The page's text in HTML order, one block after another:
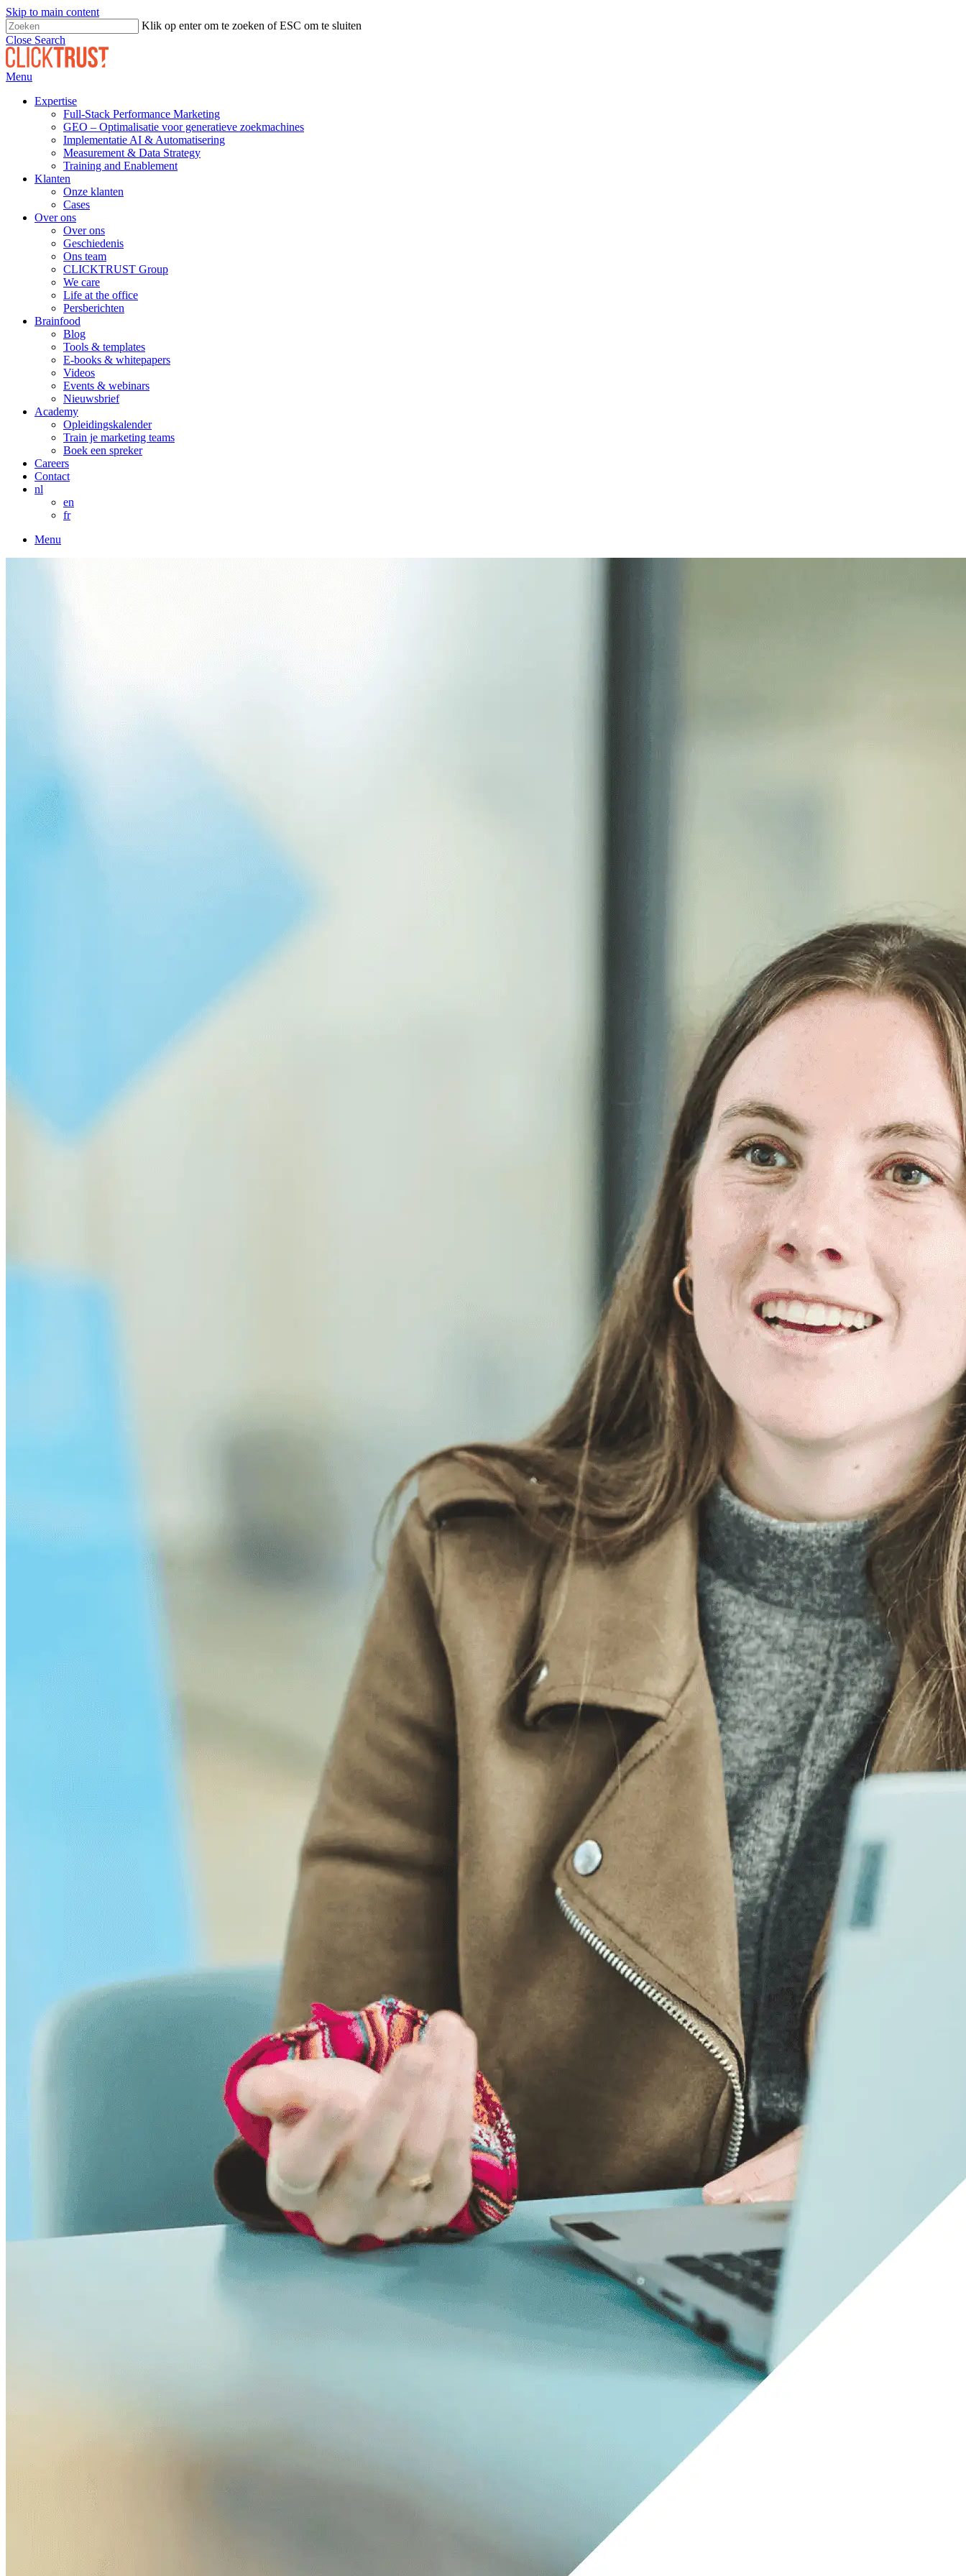
Skip to main content
Klik op enter om te zoeken of ESC om te sluiten
Close Search
Menu
Expertise
Full-Stack Performance Marketing
GEO – Optimalisatie voor generatieve zoekmachines
Implementatie AI & Automatisering
Measurement & Data Strategy
Training and Enablement
Klanten
Onze klanten
Cases
Over ons
Over ons
Geschiedenis
Ons team
CLICKTRUST Group
We care
Life at the office
Persberichten
Brainfood
Blog
Tools & templates
E-books & whitepapers
Videos
Events & webinars
Nieuwsbrief
Academy
Opleidingskalender
Train je marketing teams
Boek een spreker
Careers
Contact
nl
en
fr
Menu